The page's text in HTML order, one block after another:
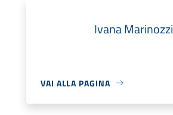
Ivana Marinozzi
VAI ALLA PAGINA